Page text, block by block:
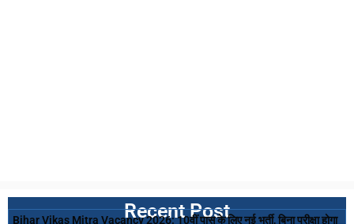
Recent Post
Bihar Vikas Mitra Vacancy 2026: 10वीं पास के लिए नई भर्ती, बिना परीक्षा होगा